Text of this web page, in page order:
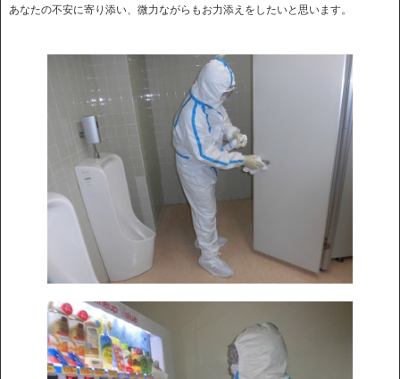
あなたの不安に寄り添い、微力ながらもお力添えをしたいと思います。